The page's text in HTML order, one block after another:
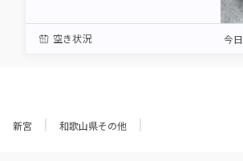
空き状況 今日
新宮 和歌山県その他